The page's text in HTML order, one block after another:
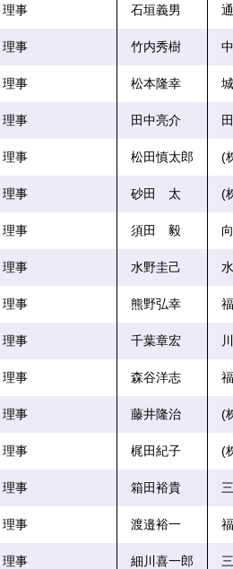
理事 石垣義男
理事 竹内秀樹
理事 松本隆幸
理事 田中亮介
理事 松田慎太郎 (
理事 砂田 太 (
理事 須田 毅
理事 水野圭己
理事 熊野弘幸
理事 千葉章宏
理事 森谷洋志
理事 藤井隆治 (
理事 梶田紀子 (
理事 箱田裕貴
理事 渡邉裕一
理事 細川喜一郎